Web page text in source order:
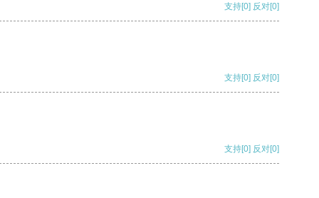
支持[0] 反对[0]
支持[0] 反对[0]
支持[0] 反对[0]